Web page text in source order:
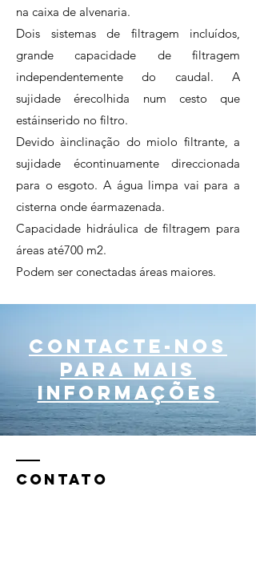
na caixa de alvenaria.
Dois sistemas de filtragem incluídos,
grande capacidade de filtragem
independentemente do caudal. A
sujidade érecolhida num cesto que
estáinserido no filtro.
Devido àinclinação do miolo filtrante, a
sujidade écontinuamente direccionada
para o esgoto. A água limpa vai para a
cisterna onde éarmazenada.
Capacidade hidráulica de filtragem para
áreas até700 m2.
Podem ser conectadas áreas maiores.
contacte-nos
para mais
informações
CONTATO